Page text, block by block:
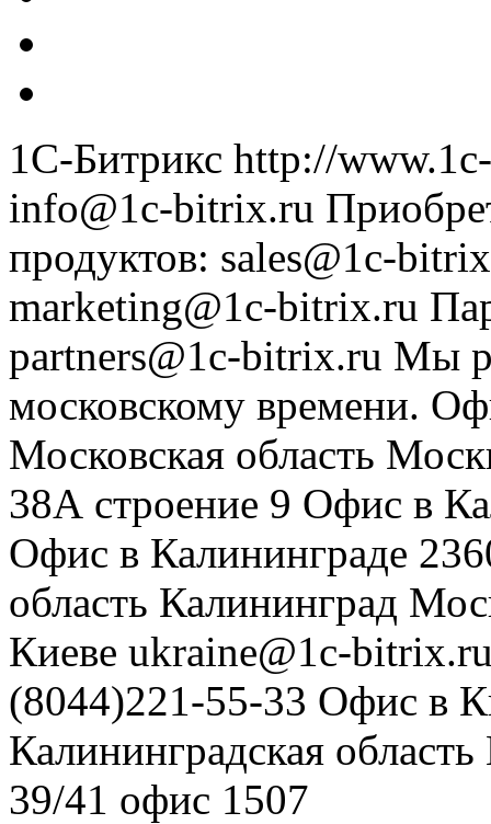
1С-Битрикс http://
info@1c-bitrix.ru
продуктов: sales@1c-
marketing@1c-bitrix.ru
partners@1c-bitrix.ru Мы
московскому времени.
Московская область
38А строение 9 Офис в
Офис в Калининграде
область Калининград
Киеве ukraine@1c-
(8044)221-55-33 Офис в
Калининградская область
39/41 офис 1507